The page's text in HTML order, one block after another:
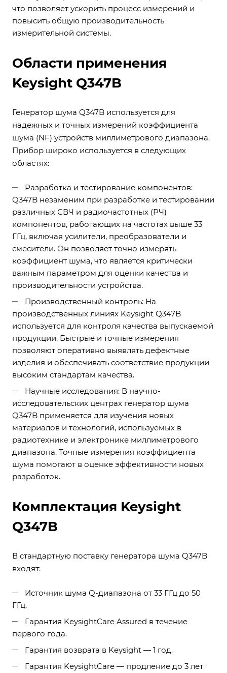
что позволяет ускорить процесс измерений и
повысить общую производительность
измерительной системы.
Области применения
Keysight Q347B
Генератор шума Q347B используется для
надежных и точных измерений коэффициента
шума (NF) устройств миллиметрового диапазона.
Прибор широко используется в следующих
областях:
Разработка и тестирование компонентов:
Q347B незаменим при разработке и тестировании
различных СВЧ и радиочастотных (РЧ)
компонентов, работающих на частотах выше 33
ГГц, включая усилители, преобразователи и
смесители. Он позволяет точно измерять
коэффициент шума, что является критически
важным параметром для оценки качества и
производительности устройства.
Производственный контроль: На
производственных линиях Keysight Q347B
используется для контроля качества выпускаемой
продукции. Быстрые и точные измерения
позволяют оперативно выявлять дефектные
изделия и обеспечивать соответствие продукции
высоким стандартам качества.
Научные исследования: В научно-
исследовательских центрах генератор шума
Q347B применяется для изучения новых
материалов и технологий, используемых в
радиотехнике и электронике миллиметрового
диапазона. Точные измерения коэффициента
шума помогают в оценке эффективности новых
разработок.
Комплектация Keysight
Q347B
В стандартную поставку генератора шума Q347B
входят:
Источник шума Q-диапазона от 33 ГГц до 50
ГГц.
Гарантия KeysightCare Assured в течение
первого года.
Гарантия возврата в Keysight — 1 год.
Гарантия KeysightCare — продление до 3 лет